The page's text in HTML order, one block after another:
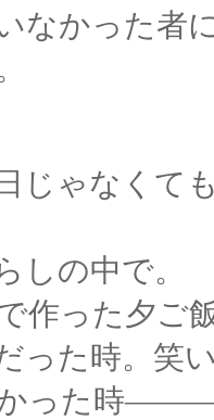
なかった者
じゃなく
しの中で。
作った夕ご
った時。笑
かった時